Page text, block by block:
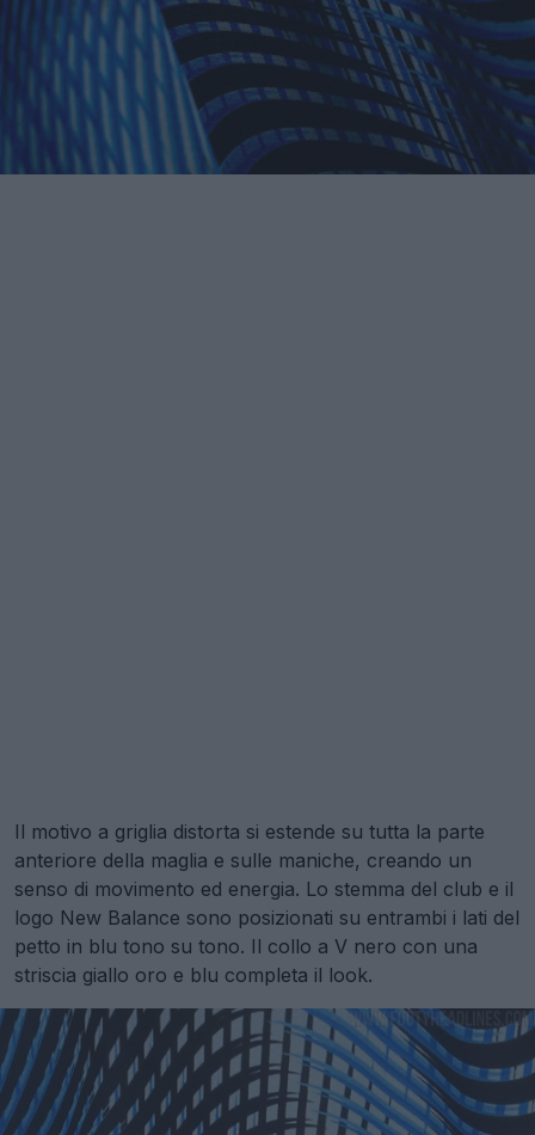
Il motivo a griglia distorta si estende su tutta la parte
anteriore della maglia e sulle maniche, creando un
senso di movimento ed energia. Lo stemma del club e il
logo New Balance sono posizionati su entrambi i lati del
petto in blu tono su tono. Il collo a V nero con una
striscia giallo oro e blu completa il look.